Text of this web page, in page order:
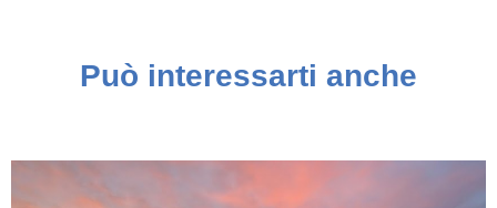
Può interessarti anche